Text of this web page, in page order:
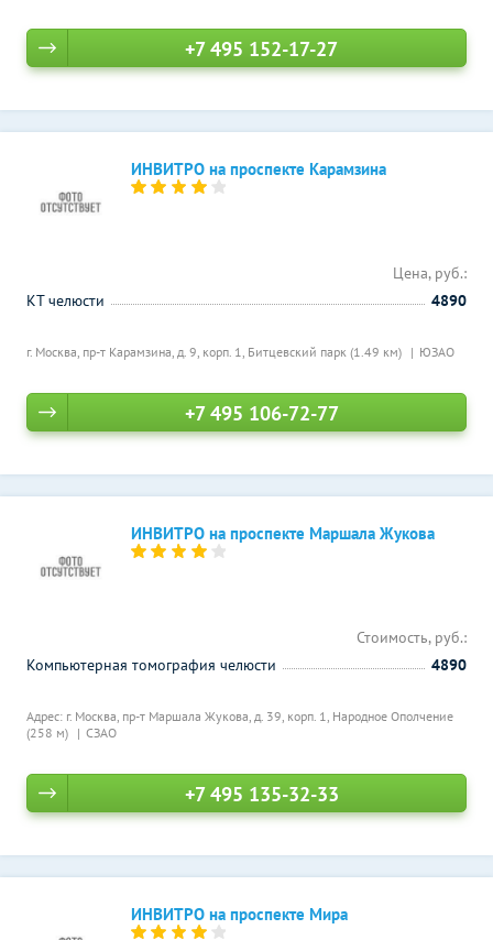
+7 495 152-17-27
ИНВИТРО на проспекте Карамзина
г. Москва, пр-т Карамзина, д. 9, корп. 1, Битцевский парк (1.49 км) ЮЗАО
Цена, руб.:
КТ челюсти
4890
+7 495 106-72-77
ИНВИТРО на проспекте Маршала Жукова
Адрес: г. Москва, пр-т Маршала Жукова, д. 39, корп. 1, Народное Ополчение
(258 м)
СЗАО
Стоимость, руб.:
Компьютерная томография челюсти
4890
+7 495 135-32-33
ИНВИТРО на проспекте Мира